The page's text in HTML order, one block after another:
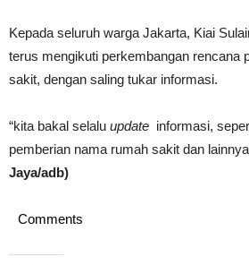
Kepada seluruh warga Jakarta, Kiai
terus mengikuti perkembangan rencana
sakit, dengan saling tukar informasi.
“kita bakal selalu update informasi,
pemberian nama rumah sakit dan
Jaya/adb)
Comments